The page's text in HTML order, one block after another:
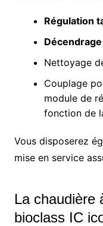
Régulation
Nettoyage
Couplage
module de
fonction de
Vous disposerez
mise en service
La chaudière
bioclass IC